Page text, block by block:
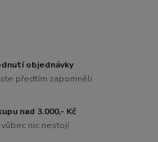
objednávky
předtím zapomněli
nad 3.000,- Kč
nic nestojí